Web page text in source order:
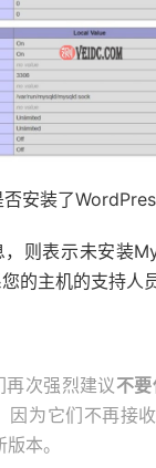
安装了
则表示未安装
的主机的支持人
再次强烈建议不要
因为它们不再接
本。